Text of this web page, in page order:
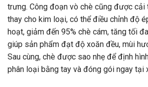
trưng. Công đoạn vò chè cũng được cải
thay cho kim loại, có thể điều chỉnh độ
hoạt, giảm đến 95% chè cám, tăng tối
giúp sản phẩm đạt độ xoăn đều, mùi
Sau cùng, chè được sao nhẹ để định
phân loại bằng tay và đóng gói ngay tại